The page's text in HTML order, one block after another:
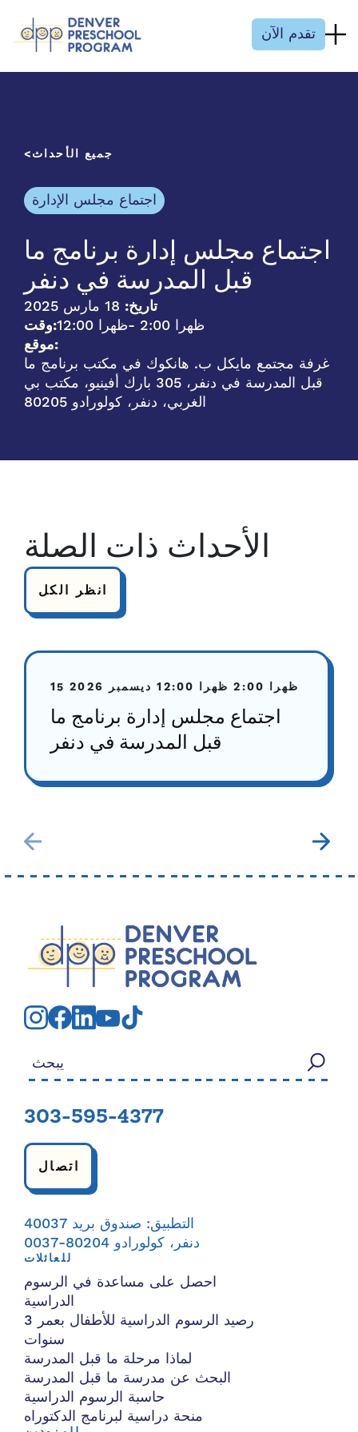
تقدم الآن
جميع الأحداث
اجتماع مجلس الإدارة
اجتماع مجلس إدارة برنامج ما
قبل المدرسة في دنفر
تاريخ:
وقت:
12:00 ظهرا
- 2:00 ظهرا
موقع:
غرفة مجتمع مايكل ب. هانكوك في مكتب برنامج ما
قبل المدرسة في دنفر، 305 بارك أفينيو، مكتب بي
الغربي، دنفر، كولورادو 80205
الأحداث ذات الصلة
انظر الكل
15 ديسمبر 2026 12:00 ظهرا 2:00 ظهرا
اجتماع مجلس إدارة برنامج ما
قبل المدرسة في دنفر
303-595-4377
اتصال
التطبيق: صندوق بريد 40037
دنفر، كولورادو 80204-0037
للعائلات
احصل على مساعدة في الرسوم
الدراسية
رصيد الرسوم الدراسية للأطفال بعمر 3
سنوات
لماذا مرحلة ما قبل المدرسة
البحث عن مدرسة ما قبل المدرسة
حاسبة الرسوم الدراسية
منحة دراسية لبرنامج الدكتوراه